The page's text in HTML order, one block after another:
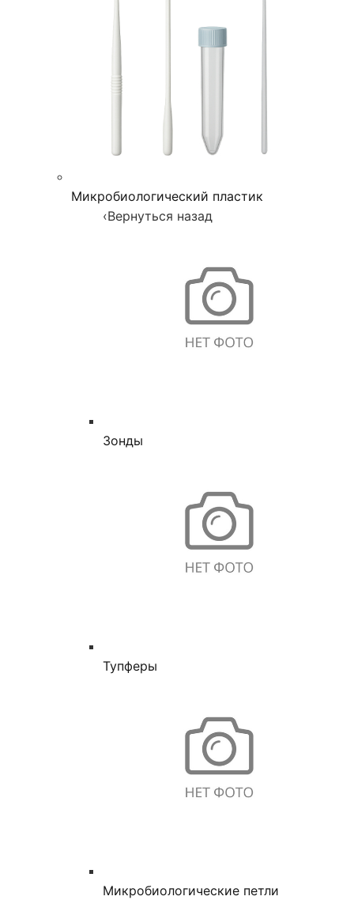
Микробиологический пластик
‹Вернуться назад
Зонды
Тупферы
Микробиологические петли